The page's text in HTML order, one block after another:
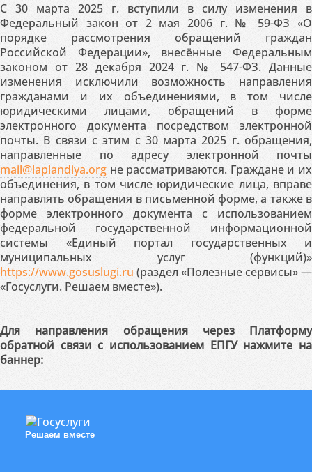
С 30 марта 2025 г. вступили в силу изменения в
Федеральный закон от 2 мая 2006 г. № 59-ФЗ «О
порядке рассмотрения обращений граждан
Российской Федерации», внесённые Федеральным
законом от 28 декабря 2024 г. № 547-ФЗ. Данные
изменения исключили возможность направления
гражданами и их объединениями, в том числе
юридическими лицами, обращений в форме
электронного документа посредством электронной
почты. В связи с этим с 30 марта 2025 г. обращения,
направленные по адресу электронной почты
mail@laplandiya.org не рассматриваются. Граждане и их
объединения, в том числе юридические лица, вправе
направлять обращения в письменной форме, а также в
форме электронного документа с использованием
федеральной государственной информационной
системы «Единый портал государственных и
муниципальных услуг (функций)»
https://www.gosuslugi.ru (раздел «Полезные сервисы» —
«Госуслуги. Решаем вместе»).
Для направления обращения через Платформу
обратной связи с использованием ЕПГУ нажмите на
баннер:
Решаем вместе